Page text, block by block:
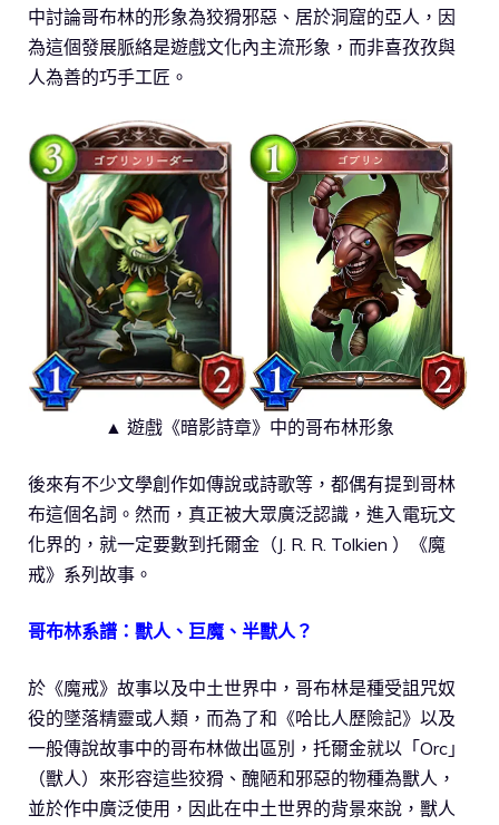
中討論哥布林的形象為狡猾邪惡、居於洞窟的亞人，因
為這個發展脈絡是遊戲文化內主流形象，而非喜孜孜與
人為善的巧手工匠。
▲ 遊戲《暗影詩章》中的哥布林形象
後來有不少文學創作如傳說或詩歌等，都偶有提到哥林
布這個名詞。然而，真正被大眾廣泛認識，進入電玩文
化界的，就一定要數到托爾金（J. R. R. Tolkien ）《魔
戒》系列故事。
哥布林系譜：獸人、巨魔、半獸人？
於《魔戒》故事以及中土世界中，哥布林是種受詛咒奴
役的墜落精靈或人類，而為了和《哈比人歷險記》以及
一般傳說故事中的哥布林做出區別，托爾金就以「Orc」
（獸人）來形容這些狡猾、醜陋和邪惡的物種為獸人，
並於作中廣泛使用，因此在中土世界的背景來說，獸人